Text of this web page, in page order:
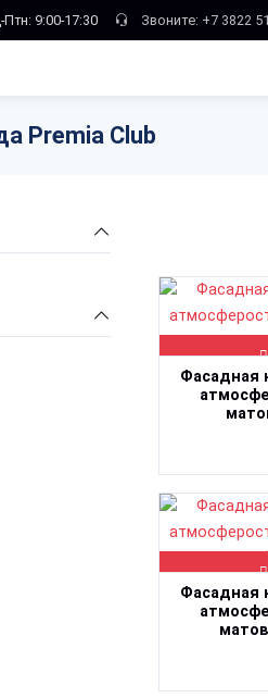
9:00-17:30 Звоните: +7 3822
Premia Club
Фасадная
Фасадная